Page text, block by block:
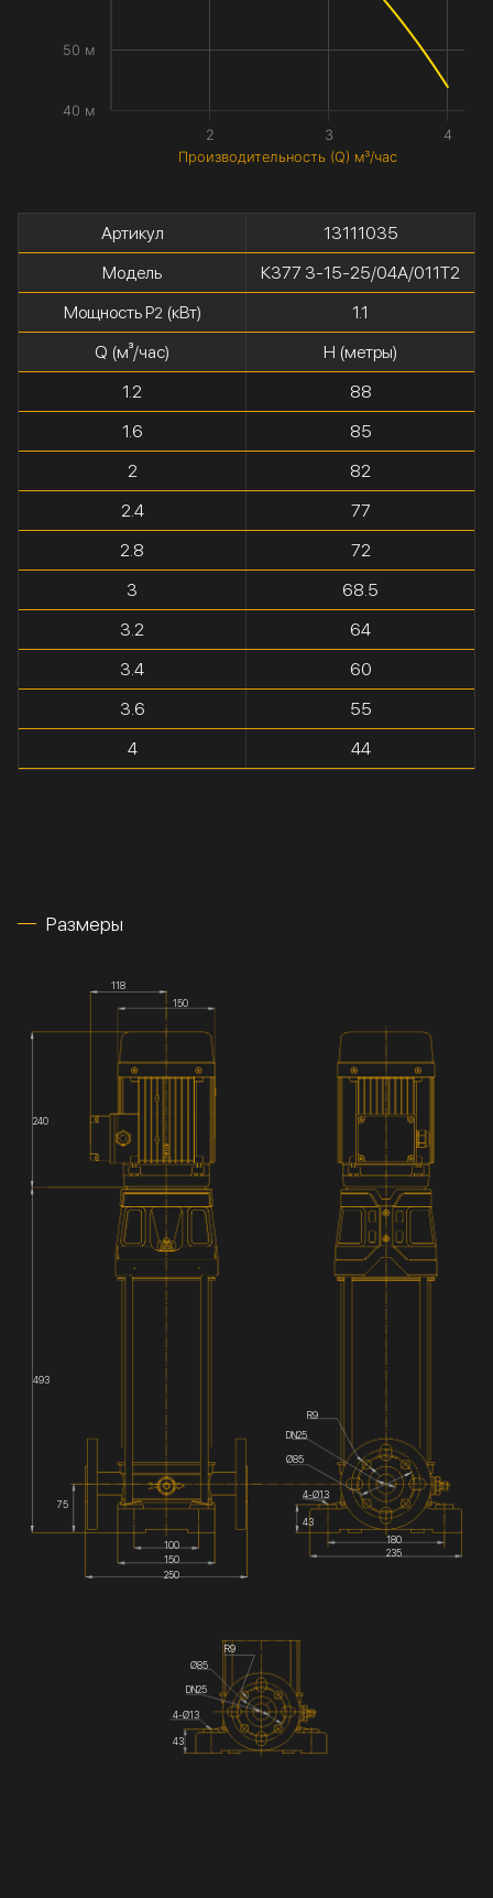
Производительность (Q) м³/час
2 3 4
40 м
50 м
Артикул
13111035
Модель
К377 3-15-25/04А/011Т2
Мощность P2(кВт)
1.1
Q (м³/час)
H (метры)
1.2
88
1.6
85
2
82
2.4
77
2.8
72
3
68.5
3.2
64
3.4
60
3.6
55
4
44
Размеры
DN25
118
150
240
493
75
100
150
250
180
235
43
4-Ø13
Ø85
R9
DN25
R9
Ø85
4-Ø13
43